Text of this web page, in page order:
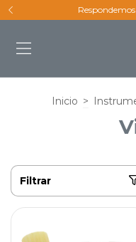
Inicio >
Filtrar